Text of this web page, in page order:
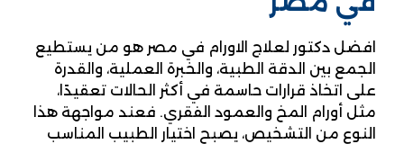
افضل دكتور لعلاج الاورام في مصر هو من يستطيع
الجمع بين الدقة الطبية، والخبرة العملية، والقدرة
على اتخاذ قرارات حاسمة في أكثر الحالات تعقيدًا،
مثل أورام المخ والعمود الفقري. فعند مواجهة هذا
النوع من التشخيص، يصبح اختيار الطبيب المناسب